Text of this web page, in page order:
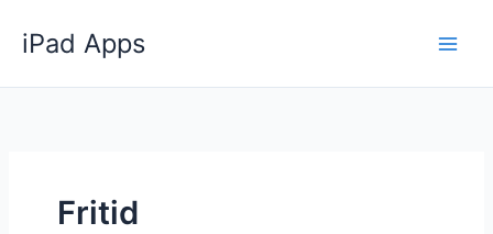
rett
innholdet
iPad Apps
Fritid